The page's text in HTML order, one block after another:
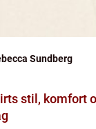
Sundberg
och